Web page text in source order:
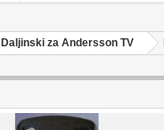
Daljinski za Andersson TV